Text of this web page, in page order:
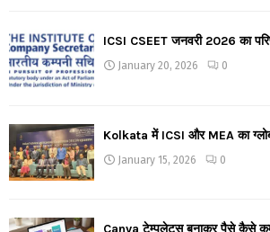
ICSI CSEET जनवरी 2026 का
January 20, 2026 0
Kolkata में ICSI और MEA का
January 15, 2026 0
Canva टेम्पलेट्स बनाकर पैसे कैसे